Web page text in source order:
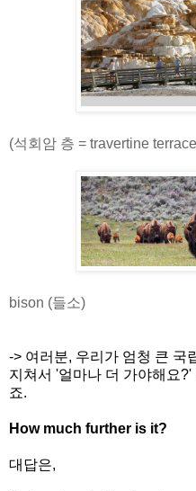
(석회암 층 = travertine
bison (들소)
-> 여러분, 우리가 엄청 큰 국
지쳐서 '얼마나 더 가야해요
죠.
How much further is it?
대답은,